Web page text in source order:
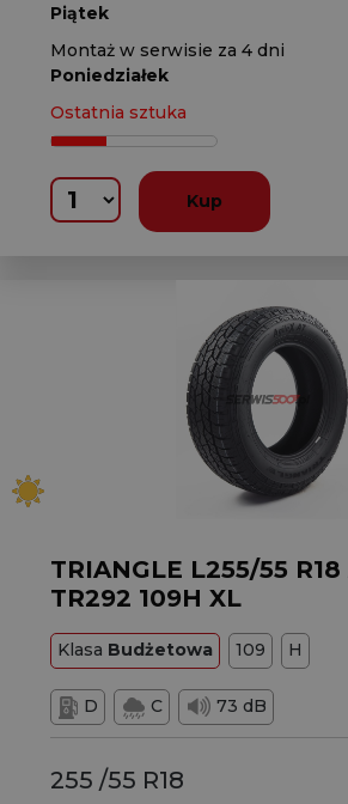
Piątek
Montaż w serwisie za 4 dni
Poniedziałek
Ostatnia sztuka
Kup
TRIANGLE L255/55
TR292 109H XL
Klasa Budżetowa 109 H
D C 73 dB
255 /55 R18